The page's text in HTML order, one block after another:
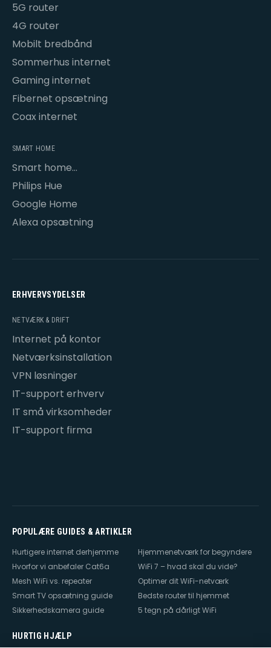
5G router
4G router
Mobilt bredbånd
Sommerhus internet
Gaming internet
Fibernet opsætning
Coax internet
SMART HOME
Smart home
opsætning
Philips Hue
Google Home
Alexa opsætning
ERHVERVSYDELSER
NETVÆRK & DRIFT
Internet på kontor
Netværksinstallation
VPN løsninger
IT-support erhverv
IT små virksomheder
IT-support firma
POPULÆRE GUIDES & ARTIKLER
Hurtigere internet derhjemme
Hjemmenetværk for begyndere
Hvorfor vi anbefaler Cat6a
WiFi 7 – hvad skal du vide?
Mesh WiFi vs. repeater
Optimer dit WiFi-netværk
Smart TV opsætning guide
Bedste router til hjemmet
Sikkerhedskamera guide
5 tegn på dårligt WiFi
HURTIG HJÆLP